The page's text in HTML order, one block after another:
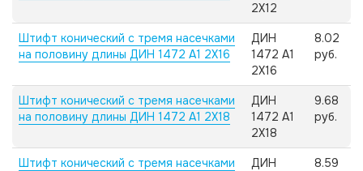
2X12
Штифт конический с тремя насечками
на половину длины ДИН 1472 А1 2X16
ДИН
1472 А1
2X16
8.02
руб.
Штифт конический с тремя насечками
на половину длины ДИН 1472 А1 2X18
ДИН
1472 А1
2X18
9.68
руб.
Штифт конический с тремя насечками
ДИН
8.59